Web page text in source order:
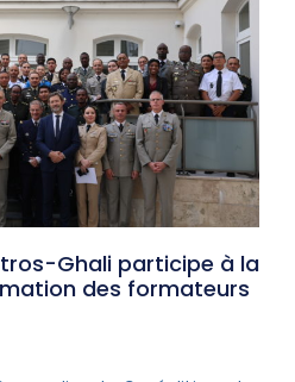
Ghali participe à la
des formateurs